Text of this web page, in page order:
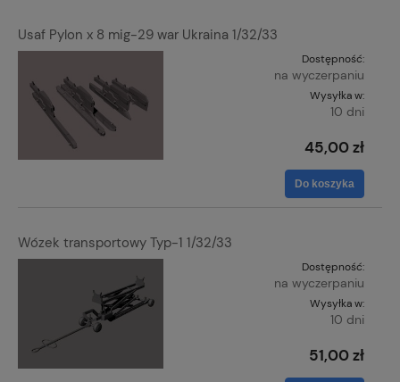
Usaf Pylon x 8 mig-29 war Ukraina 1/32/33
Dostępność:
na wyczerpaniu
Wysyłka w:
10 dni
45,00 zł
Do koszyka
Wózek transportowy Typ-1 1/32/33
Dostępność:
na wyczerpaniu
Wysyłka w:
10 dni
51,00 zł